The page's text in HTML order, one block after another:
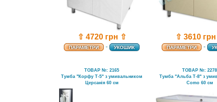
⇧ 4720 грн ⇧
ПАРАМЕТРИ - УКОШИК
⇧ 3610
ПАРАМЕТРИ -
ТОВАР №: 2165
Тумба "Корфу Т-5" з умивальником
Церсанія 60 см
ТОВАР №: 2278
Тумба "Альба Т-8" з
Como 60 см